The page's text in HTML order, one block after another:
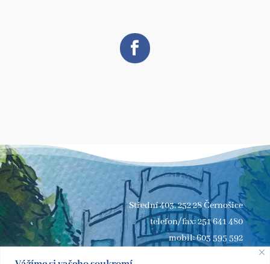
Střední 403, 252 28 Černošice
telefon/fax: 251 641 480
mobil: 603 595 592